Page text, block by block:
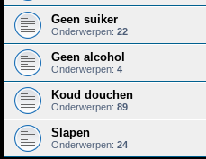
Geen suiker
Onderwerpen: 22
Geen alcohol
Onderwerpen: 4
Koud douchen
Onderwerpen: 89
Slapen
Onderwerpen: 24